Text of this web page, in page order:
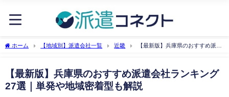
ホーム 【地域別】派遣会社一覧 近畿
【最新版】兵庫県のおすすめ派遣
【最新版】兵庫県のおすすめ派遣会社ランキング
27選｜単発や地域密着型も解説